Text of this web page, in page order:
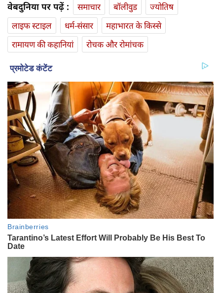
वेबदुनिया पर पढ़ें : समाचार बॉलीवुड
ज्योतिष
लाइफ स्‍टाइल
धर्म-संसार
महाभारत के किस्से
रामायण की कहानियां
रोचक और रोमांचक